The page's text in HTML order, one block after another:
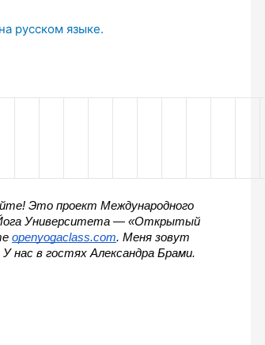
русском языке.
Это проект Международного
Университета — «Открытый
openyogaclass.com. Меня зовут
нас в гостях Александра Брами.